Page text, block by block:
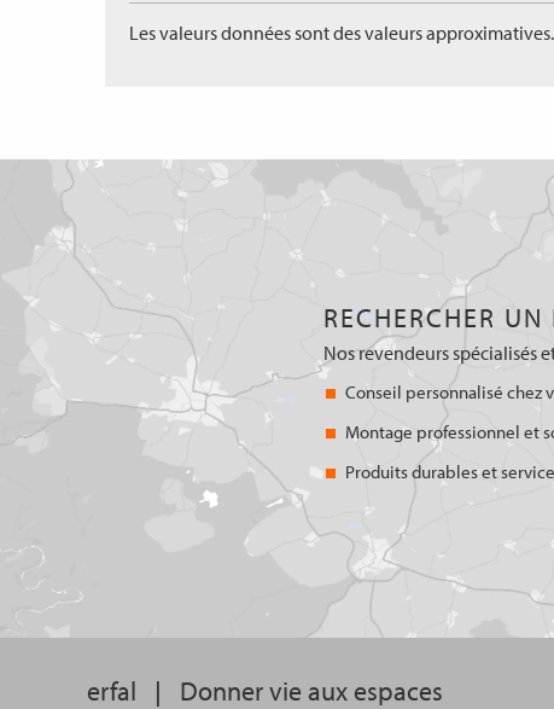
Les valeurs données sont des valeurs
RECHERCHER
Nos revendeurs spécialisés
Conseil personnalisé chez
Montage professionnel et
Produits durables et
erfal | Donner vie aux espaces